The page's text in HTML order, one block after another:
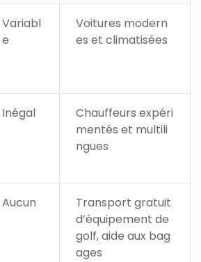
Variabl
e
Voitures modern
es et climatisées
Inégal
Chauffeurs expéri
mentés et multili
ngues
Aucun
Transport gratuit
d’équipement de
golf, aide aux bag
ages